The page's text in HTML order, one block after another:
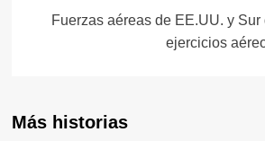
entradas
Fuerzas aéreas de EE.UU. y
ejercicios
Más historias